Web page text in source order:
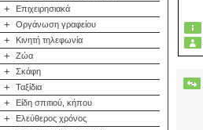
+ Επιχειρησιακά
+ Οργάνωση γραφείου
+ Κινητή τηλεφωνία
+ Ζώα
+ Σκάφη
+ Ταξίδια
+ Είδη σπιτιού, κήπου
+ Ελεύθερος χρόνος